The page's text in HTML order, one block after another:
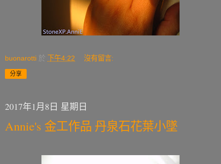
buonarotti 於 下午4:22 沒有留言:
分享
2017年1月8日 星期日
Annie's 金工作品 丹泉石花葉小墜